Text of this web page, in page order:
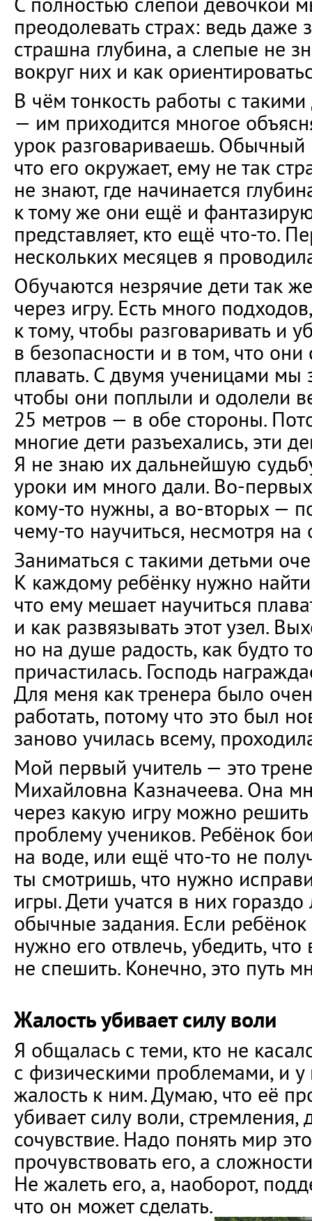
преодолевать страх: ведь даже
страшна глубина, а слепые не
вокруг них и как
В чём тонкость работы с такими
— им приходится многое
урок разговариваешь. Обычный
что его окружает, ему не так
не знают, где начинается
к тому же они ещё и
представляет, кто ещё что-то.
нескольких месяцев я
Обучаются незрячие дети так
через игру. Есть много
к тому, чтобы разговаривать и
в безопасности и в том, что
плавать. С двумя ученицами мы
чтобы они поплыли и одолели
25 метров — в обе стороны.
многие дети разъехались, эти
Я не знаю их дальнейшую
уроки им много дали. Во-
кому-то нужны, а во-вторых —
чему-то научиться, несмотря на
Заниматься с такими детьми
К каждому ребёнку нужно
что ему мешает научиться
и как развязывать этот узел.
но на душе радость, как будто
причастилась. Господь
Для меня как тренера было
работать, потому что это был
заново училась всему,
Мой первый учитель — это
Михайловна Казначеева. Она
через какую игру можно
проблему учеников. Ребёнок
на воде, или ещё что-то не
ты смотришь, что нужно
игры. Дети учатся в них
обычные задания. Если ребёнок
нужно его отвлечь, убедить,
не спешить. Конечно, это путь
Жалость убивает силу воли
Я общалась с теми, кто не
с физическими проблемами, и
жалость к ним. Думаю, что её
убивает силу воли,
сочувствие. Надо понять мир
прочувствовать его, а
Не жалеть его, а, наоборот,
что он может сделать.